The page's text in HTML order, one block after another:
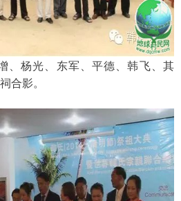
、杨光、东军、平德、韩飞、其
合影。